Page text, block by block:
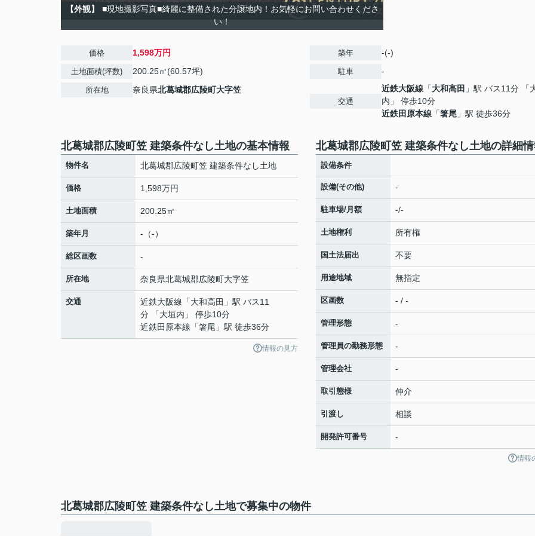
【外観】
■現地撮影写真■綺麗に整備された分譲地内！お気軽にお問い合わせくださ
い！
価格 1,598万円
土地面積(坪数) 200.25㎡(60.57坪)
所在地 奈良県北葛城郡広陵町大字笠
築年 -(-)
駐車 -
交通
近鉄大阪線 「大和高田 」駅 バス11分 「
内」 停歩10分
近鉄田原本線 「箸尾 」駅 徒歩36分
北葛城郡広陵町笠 建築条件なし土地の基本情報
物件名 北葛城郡広陵町笠 建築条件なし土地
価格 1,598万円
土地面積 200.25㎡
築年月 -（-）
総区画数 -
所在地 奈良県北葛城郡広陵町大字笠
交通 近鉄大阪線 「大和高田 」駅 バス11
分 「大垣内」 停歩10分
近鉄田原本線 「箸尾 」駅 徒歩36分
情報の見方
北葛城郡広陵町笠 建築条件なし土地の詳細
設備条件
設備(その他) -
駐車場/月額 -/-
土地権利 所有権
国土法届出 不要
用途地域 無指定
区画数 - / -
管理形態 -
管理員の勤務形態 -
管理会社 -
取引態様 仲介
引渡し 相談
開発許可番号 -
情報
北葛城郡広陵町笠 建築条件なし土地で募集中の物件